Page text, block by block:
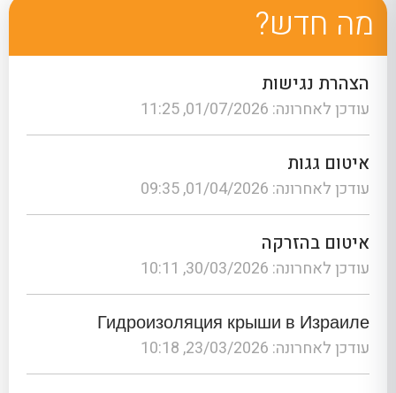
מה חדש?
הצהרת נגישות
עודכן לאחרונה: 01/07/2026, 11:25
איטום גגות
עודכן לאחרונה: 01/04/2026, 09:35
איטום בהזרקה
עודכן לאחרונה: 30/03/2026, 10:11
Гидроизоляция крыши в Израиле
עודכן לאחרונה: 23/03/2026, 10:18